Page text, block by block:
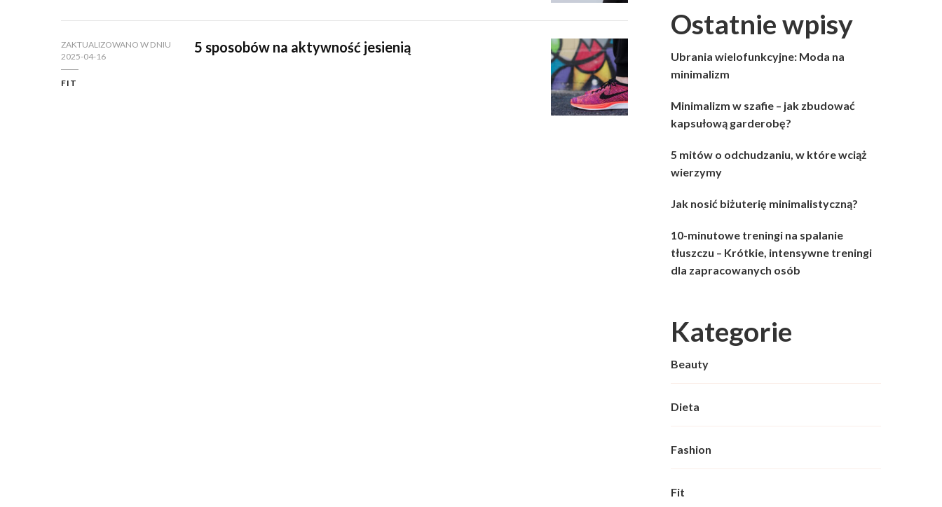
ZAKTUALIZOWANO W DNIU
2025-04-16
FIT
5 sposobów na aktywność jesienią
Ostatnie wpisy
Ubrania wielofunkcyjne: Moda na
minimalizm
Minimalizm w szafie – jak zbudować
kapsułową garderobę?
5 mitów o odchudzaniu, w które wciąż
wierzymy
Jak nosić biżuterię minimalistyczną?
10-minutowe treningi na spalanie
tłuszczu – Krótkie, intensywne treningi
dla zapracowanych osób
Kategorie
Beauty
Dieta
Fashion
Fit